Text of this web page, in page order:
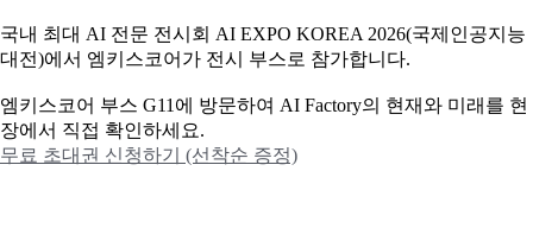
국내 최대 AI 전문 전시회 AI EXPO KOREA 2026(국제인공지능
대전)에서 엠키스코어가 전시 부스로 참가합니다.
엠키스코어 부스 G11에 방문하여 AI Factory의 현재와 미래를 현
장에서 직접 확인하세요.
무료 초대권 신청하기 (선착순 증정)